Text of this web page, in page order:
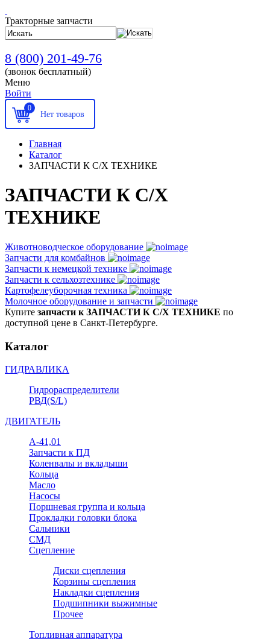
Тракторные запчасти
8 (800) 201-49-76
(звонок бесплатный)
Меню
Войти
0
Главная
Каталог
ЗАПЧАСТИ К С/Х ТЕХНИКЕ
ЗАПЧАСТИ К С/Х
ТЕХНИКЕ
Животноводческое оборудование
Запчасти для комбайнов
Запчасти к немецкой технике
Запчасти к сельхозтехнике
Картофелеуборочная техника
Молочное оборудование и запчасти
Купите запчасти к ЗАПЧАСТИ К С/Х ТЕХНИКЕ по
доступной цене в Санкт-Петербурге.
Каталог
ГИДРАВЛИКА
Гидрораспределители
РВД(S/L)
ДВИГАТЕЛЬ
А-41,01
Запчасти к ПД
Коленвалы и вкладыши
Кольца
Масло
Насосы
Поршневая группа и кольца
Прокладки головки блока
Сальники
СМД
Сцепление
Диски сцепления
Корзины сцепления
Накладки сцепления
Подшипники выжимные
Прочее
Топливная аппаратура